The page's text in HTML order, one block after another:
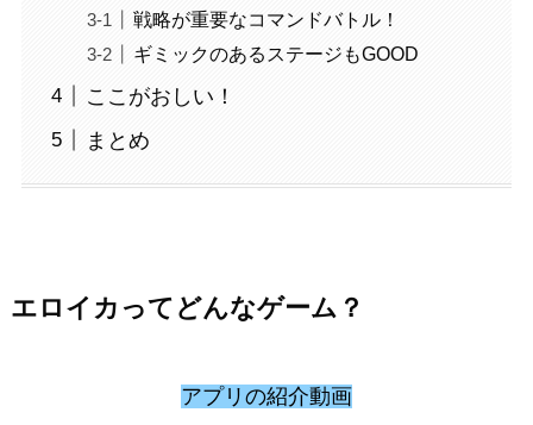
戦略が重要なコマンドバトル！
ギミックのあるステージもGOOD
ここがおしい！
まとめ
エロイカってどんなゲーム？
アプリの紹介動画